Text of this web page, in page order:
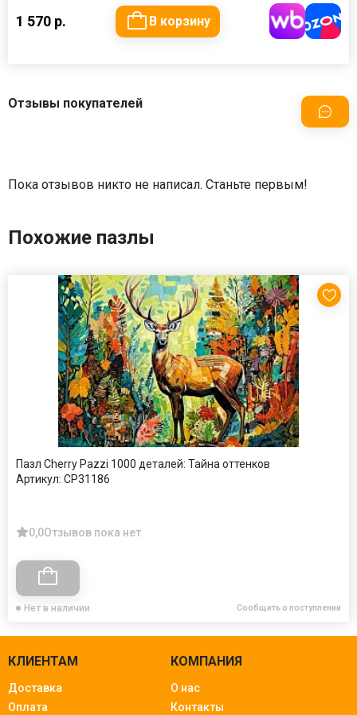
1 570 р. В корзину
Отзывы покупателей
Пока отзывов никто не написал. Станьте первым!
Похожие пазлы
Пазл Cherry Pazzi 1000 деталей: Тайна оттенков
Артикул: CP31186
0,0Отзывов пока нет
Нет в наличии Сообщить о поступлении
КЛИЕНТАМ
Доставка
Оплата
КОМПАНИЯ
О нас
Контакты